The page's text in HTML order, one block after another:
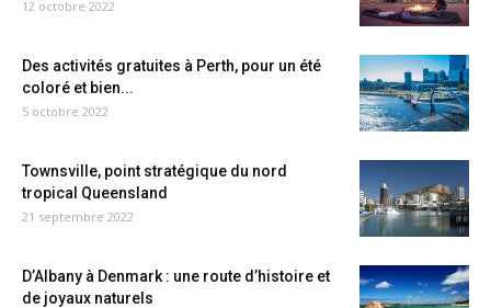
12 octobre 2022
Des activités gratuites à Perth, pour un été
coloré et bien...
5 octobre 2022
Townsville, point stratégique du nord
tropical Queensland
21 septembre 2022
D’Albany à Denmark : une route d’histoire et
de joyaux naturels